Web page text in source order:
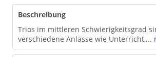
Beschreibung
Trios im mittleren Schwierigkeitsgrad
verschiedene Anlässe wie Unterricht,...